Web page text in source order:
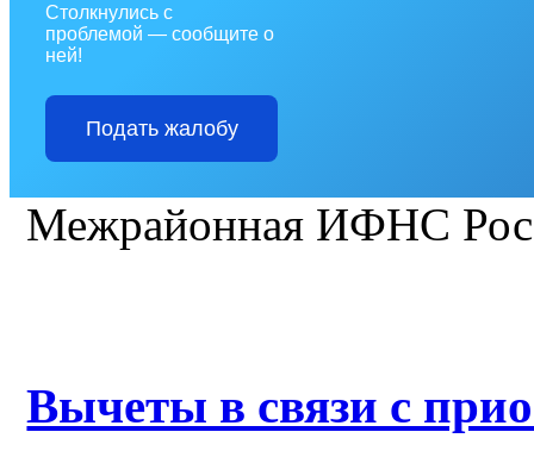
Столкнулись с
проблемой — сообщите о
ней!
Подать жалобу
Межрайонная ИФНС
Вычеты в связи с